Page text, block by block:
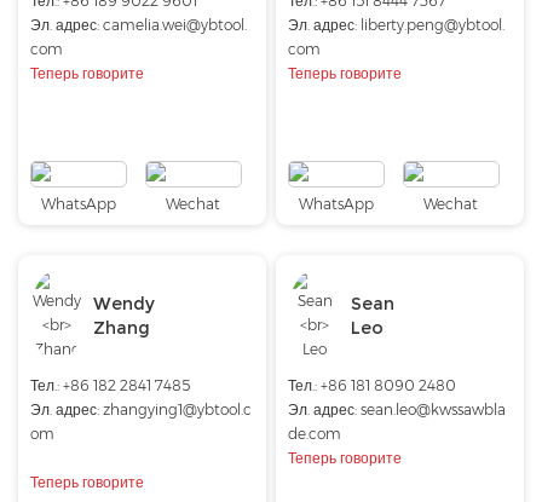
Эл. адрес: camelia.wei@ybtool.
com
Теперь говорите
WhatsApp Wechat
Эл. адрес: liberty.peng@ybtool.
com
Теперь говорите
WhatsApp Wechat
Wendy
Zhang
Тел.: +86 182 2841 7485
Эл. адрес: zhangying1@ybtool.c
om
Теперь говорите
Sean
Leo
Тел.: +86 181 8090 2480
Эл. адрес:sean.leo@kwssawbla
de.com
Теперь говорите